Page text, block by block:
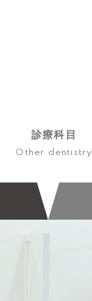
診療科目
Other dentistry